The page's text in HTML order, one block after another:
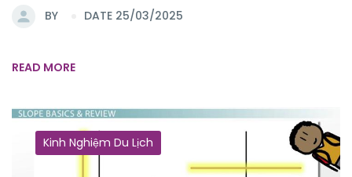
BY DATE 25/03/2025
READ MORE
Kinh Nghiệm Du Lịch